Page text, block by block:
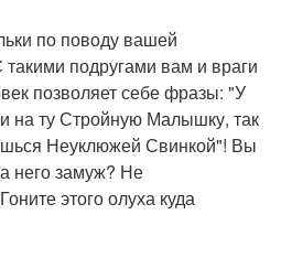
по поводу вашей
подругами вам и враги
позволяет себе фразы: "У
на ту Стройную Малышку, так
Неуклюжей Свинкой"! Вы
него замуж? Не
этого олуха куда